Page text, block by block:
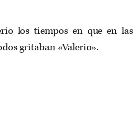
los tiempos en que en las
gritaban «Valerio».